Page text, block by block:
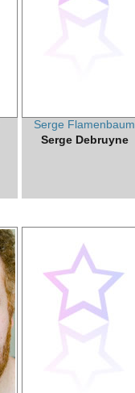
Serge Flamenbaum
Serge Debruyne